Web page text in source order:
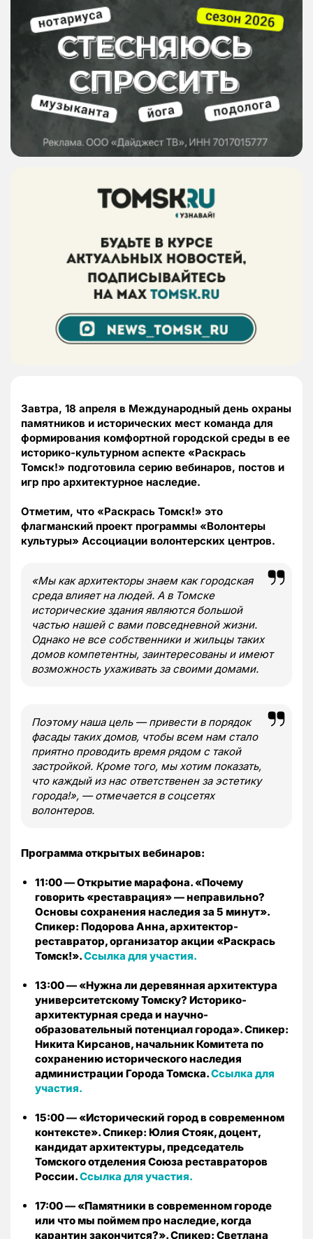
Завтра, 18 апреля в Международный день охраны
памятников и исторических мест команда для
формирования комфортной городской среды в ее
историко-культурном аспекте «Раскрась
Томск!» подготовила серию вебинаров, постов и
игр про архитектурное наследие.
Отметим, что «Раскрась Томск!» это
флагманский проект программы «Волонтеры
культуры» Ассоциации волонтерских центров.
«Мы как архитекторы знаем как городская
среда влияет на людей. А в Томске
исторические здания являются большой
частью нашей с вами повседневной жизни.
Однако не все собственники и жильцы таких
домов компетентны, заинтересованы и имеют
возможность ухаживать за своими домами.
Поэтому наша цель — привести в порядок
фасады таких домов, чтобы всем нам стало
приятно проводить время рядом с такой
застройкой. Кроме того, мы хотим показать,
что каждый из нас ответственен за эстетику
города!», — отмечается в соцсетях
волонтеров.
Программа открытых вебинаров:
11:00 — Открытие марафона. «Почему
говорить «реставрация» — неправильно?
Основы сохранения наследия за 5 минут».
Спикер: Подорова Анна, архитектор-
реставратор, организатор акции «Раскрась
Томск!».Ссылка для участия.
13:00 — «Нужна ли деревянная архитектура
университетскому Томску? Историко-
архитектурная среда и научно-
образовательный потенциал города». Спикер:
Никита Кирсанов, начальник Комитета по
сохранению исторического наследия
администрации Города Томска.Ссылка для
участия.
15:00 — «Исторический город в современном
контексте». Спикер: Юлия Стояк, доцент,
кандидат архитектуры, председатель
Томского отделения Союза реставраторов
России.Ссылка для участия.
17:00 — «Памятники в современном городе
или что мы поймем про наследие, когда
карантин закончится?». Спикер: Светлана